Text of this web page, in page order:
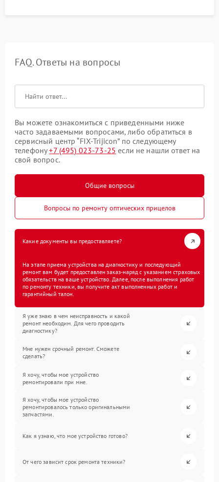
FAQ. Ответы на вопросы
Вы можете ознакомиться с приведенными ниже
часто задаваемыми вопросами, либо обратиться в
сервисный центр “FIX-Trijicon” по следующему
телефону+7 (495) 023-73-25 если не нашли ответ на
свой вопрос.
Общие вопросы
Вопросы по ремонту оптических прицелов
Какие документы вы предоставляете?
На этапе приема устройства на диагностику и последующий
ремонт вам будет предоставлен заказ-наряд с указанием страховых
обязательств на ваше устройство. Далее, после выполнения работ
по ремонту техники, вы получите акт выполненных работ и
гарантийный талон.
Я уже знаю в чем неисправность и какой
ремонт необходим. Для чего проводить
диагностику?
Мне нужен срочный ремонт. Сможете
сделать?
Я хочу, чтобы мое устройство
ремонтировали при мне.
Я хочу, чтобы мое устройство
ремонтировалось только оригинальными
запчастями.
Как я узнаю, что мое устройство готово?
От чего зависит срок ремонта техники?